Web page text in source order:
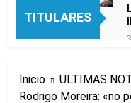
TITULARES
Inicio
ULTIMAS
Rodrigo Moreira: «no